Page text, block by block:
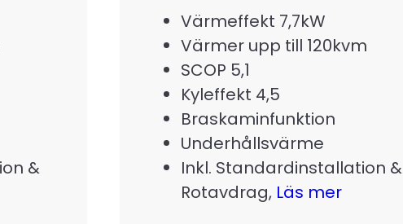
&
Värmeffekt 7,7kW
Värmer upp till 120kvm
SCOP 5,1
Kyleffekt 4,5
Braskaminfunktion
Underhållsvärme
Inkl. Standardinstallation &
Rotavdrag, Läs mer